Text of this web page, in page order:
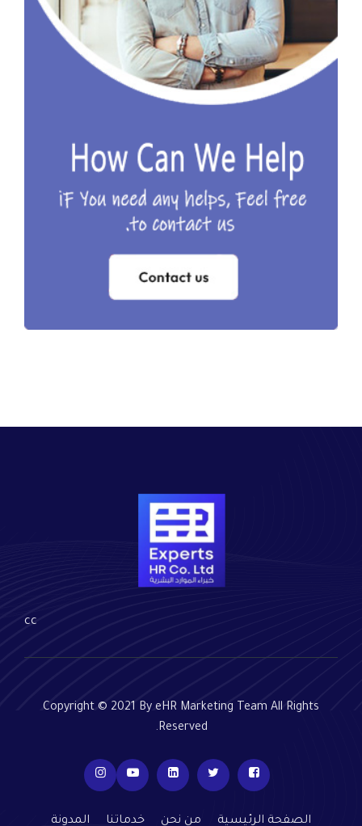
cc
Copyright © 2021 By eHR Marketing Team All Rights
Reserved.
الصفحة الرئيسية من نحن خدماتنا المدونة